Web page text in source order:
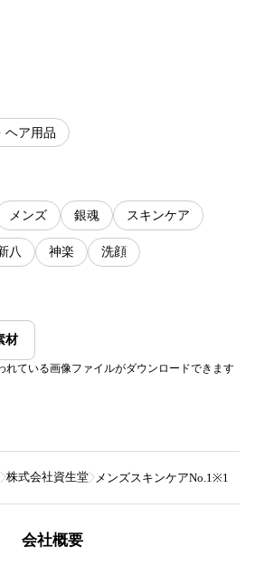
ヘア用品
メンズ 銀魂 スキンケア
八 神楽 洗顔
材
れている画像ファイルがダウンロードできます
株式会社資生堂 メンズスキンケアNo.1※1 商
会社概要